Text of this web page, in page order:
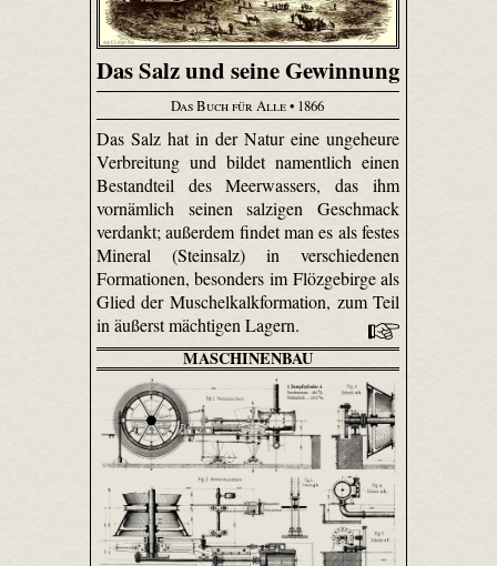
Das Salz und seine Gewinnung
Das Buch für Alle• 1866
Das Salz hat in der Natur eine ungeheure
Verbreitung und bildet namentlich einen
Bestandteil des Meerwassers, das ihm
vornämlich seinen salzigen Geschmack
verdankt; außerdem findet man es als festes
Mineral (Steinsalz) in verschiedenen
Formationen, besonders im Flözgebirge als
Glied der Muschelkalkformation, zum Teil
in äußerst mächtigen Lagern.
MASCHINENBAU